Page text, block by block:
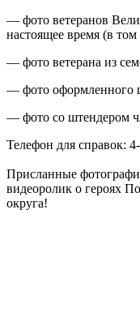
— фото ветеранов
настоящее время (в
— фото ветерана из
— фото оформленного
— фото со штендером
Телефон для справок:
Присланные
видеоролик о героях
округа!